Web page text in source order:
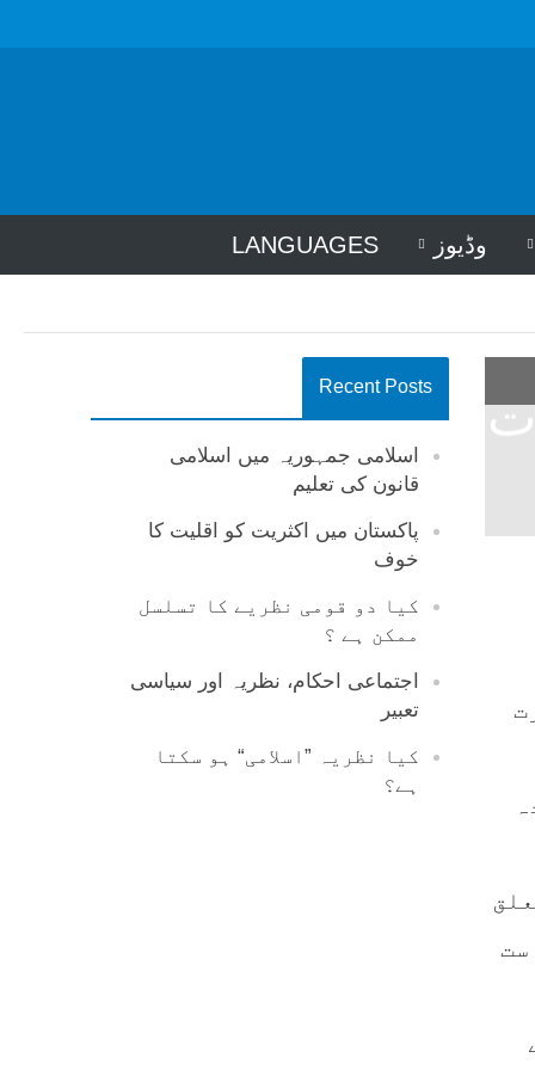
وڈیوز LANGUAGES
Recent Posts
اسلامی جمہوریہ میں اسلامی
قانون کی تعلیم
پاکستان میں اکثریت کو اقلیت کا
خوف
کیا دو قومی نظریے کا تسلسل
ممکن ہے ؟
اجتماعی احکام، نظریہ اور سیاسی
تعبیر
کیا نظریہ ”اسلامی“ ہو سکتا
ہے؟